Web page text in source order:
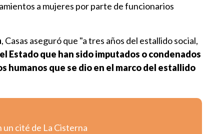
a mujeres por parte de funcionarios
, Casas aseguró que "a tres años del estallido social,
Estado que han sido imputados o condenados
humanos que se dio en el marco del estallido
un cité de La Cisterna